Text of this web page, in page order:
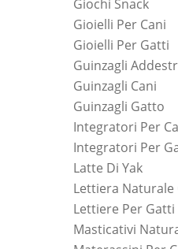
Giochi Snack
Gioielli Per Cani
Gioielli Per Gatti
Guinzagli
Guinzagli Cani
Guinzagli Gatto
Integratori Per
Integratori Per
Latte Di Yak
Lettiera Naturale
Lettiere Per Gatti
Masticativi